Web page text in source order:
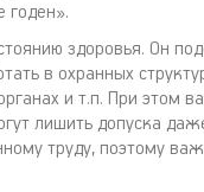
годен».
здоровья. Он
в охранных
и т.п. При этом
лишить допуска
труду, поэтому